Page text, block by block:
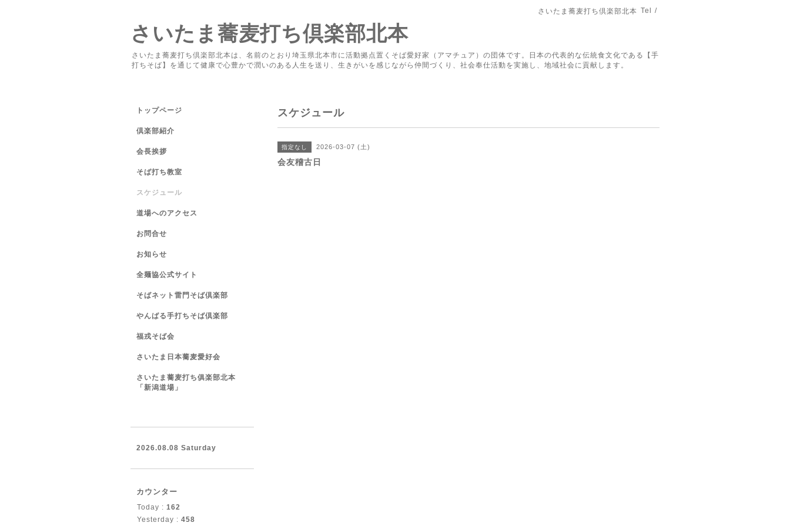
さいたま蕎麦打ち倶楽部北本 Tel /
さいたま蕎麦打ち倶楽部北本
さいたま蕎麦打ち倶楽部北本は、名前のとおり埼玉県北本市に活動拠点置くそば愛好家（アマチュア）の団体です。日本の代表的な伝統食文化である【手
打ちそば】を通じて健康で心豊かで潤いのある人生を送り、生きがいを感じながら仲間づくり、社会奉仕活動を実施し、地域社会に貢献します。
スケジュール
指定なし 2026-03-07 (土)
会友稽古日
トップページ
倶楽部紹介
会長挨拶
そば打ち教室
スケジュール
道場へのアクセス
お問合せ
お知らせ
全麺協公式サイト
そばネット雷門そば倶楽部
やんばる手打ちそば倶楽部
福戎そば会
さいたま日本蕎麦愛好会
さいたま蕎麦打ち俱楽部北本
「新潟道場」
2026.08.08 Saturday
カウンター
Today : 162
Yesterday : 458